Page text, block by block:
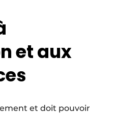
et aux
et doit pouvoir